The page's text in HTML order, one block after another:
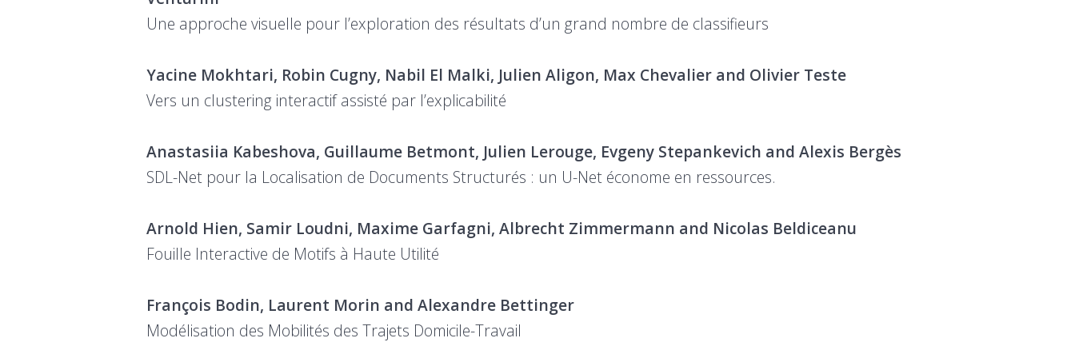
Une approche visuelle pour l’exploration des résultats d’un grand nombre de classifieurs
Yacine Mokhtari, Robin Cugny, Nabil El Malki, Julien Aligon, Max Chevalier and Olivier Teste
Vers un clustering interactif assisté par l’explicabilité
Anastasiia Kabeshova, Guillaume Betmont, Julien Lerouge, Evgeny Stepankevich and Alexis Bergès
SDL-Net pour la Localisation de Documents Structurés : un U-Net économe en ressources.
Arnold Hien, Samir Loudni, Maxime Garfagni, Albrecht Zimmermann and Nicolas Beldiceanu
Fouille Interactive de Motifs à Haute Utilité
François Bodin, Laurent Morin and Alexandre Bettinger
Modélisation des Mobilités des Trajets Domicile-Travail